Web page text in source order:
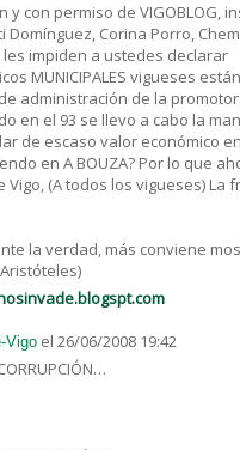
con permiso de VIGOBLOG,
Domínguez, Corina Porro,
impiden a ustedes declarar
MUNICIPALES vigueses
administración de la
en el 93 se llevo a cabo la
de escaso valor económico
en A BOUZA? Por lo que
Vigo, (A todos los vigueses) La
la verdad, más conviene
Vigo el 26/06/2008 19:42